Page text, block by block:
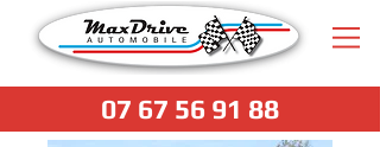
07 67 56 91 88